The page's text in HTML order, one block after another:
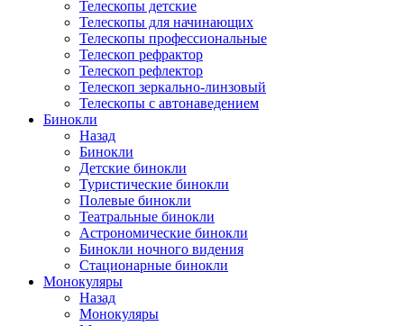
Телескопы детские
Телескопы для начинающих
Телескопы профессиональные
Телескоп рефрактор
Телескоп рефлектор
Телескоп зеркально-линзовый
Телескопы с автонаведением
Бинокли
Назад
Бинокли
Детские бинокли
Туристические бинокли
Полевые бинокли
Театральные бинокли
Астрономические бинокли
Бинокли ночного видения
Стационарные бинокли
Монокуляры
Назад
Монокуляры